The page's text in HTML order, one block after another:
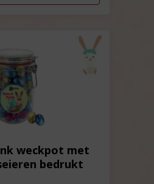
weckpot met
bedrukt